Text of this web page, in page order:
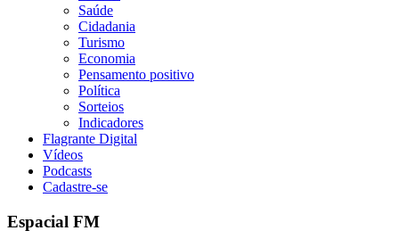
Saúde
Cidadania
Turismo
Economia
Pensamento positivo
Política
Sorteios
Indicadores
Flagrante Digital
Vídeos
Podcasts
Cadastre-se
Espacial FM